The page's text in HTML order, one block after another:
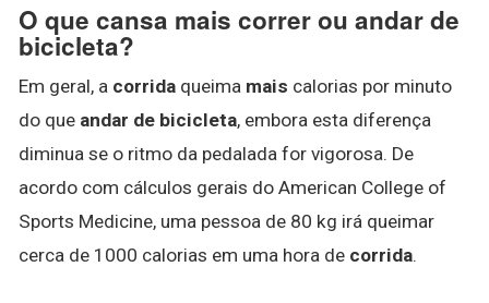
O que cansa mais correr ou andar de
bicicleta?
Em geral, a corrida queima mais calorias por minuto
do que andar de bicicleta, embora esta diferença
diminua se o ritmo da pedalada for vigorosa. De
acordo com cálculos gerais do American College of
Sports Medicine, uma pessoa de 80 kg irá queimar
cerca de 1000 calorias em uma hora de corrida.